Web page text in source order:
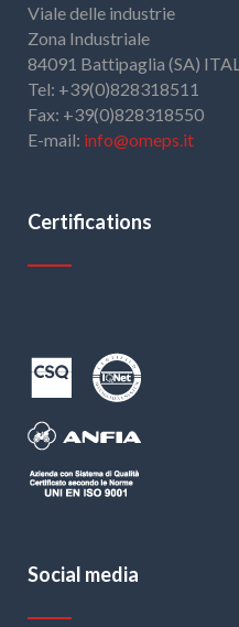
Viale delle industrie
Zona Industriale
84091 Battipaglia (SA)
Tel: +39(0)828318511
Fax: +39(0)828318550
E-mail: info@omeps.it
Certifications
Social media